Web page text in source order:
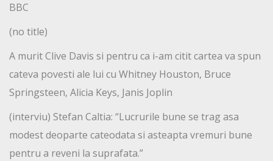
BBC
(no title)
A murit Clive Davis si pentru ca i-am citit cartea va spun
cateva povesti ale lui cu Whitney Houston, Bruce
Springsteen, Alicia Keys, Janis Joplin
(interviu) Stefan Caltia: “Lucrurile bune se trag asa
modest deoparte cateodata si asteapta vremuri bune
pentru a reveni la suprafata.”